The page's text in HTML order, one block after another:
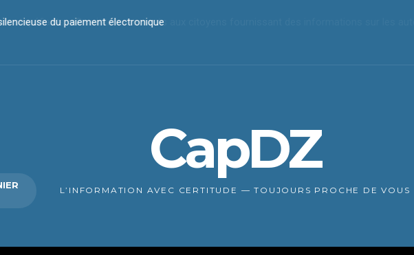
du paiement électronique
– Des intéressements aux citoyens fournissant des informations sur les auteurs
CapDZ
L’INFORMATION AVEC CERTITUDE — TOUJOURS PROCHE DE VOUS